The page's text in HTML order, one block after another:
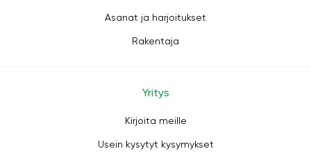
Asanat ja harjoitukset
Rakentaja
Yritys
Kirjoita meille
Usein kysytyt kysymykset